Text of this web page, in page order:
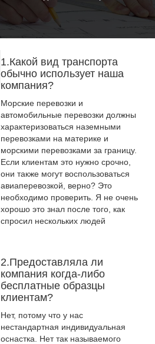
1.Какой вид транспорта
обычно использует наша
компания?
Морские перевозки и
автомобильные перевозки должны
характеризоваться наземными
перевозками на материке и
морскими перевозками за границу.
Если клиентам это нужно срочно,
они также могут воспользоваться
авиаперевозкой, верно? Это
необходимо проверить. Я не очень
хорошо это знал после того, как
спросил нескольких людей
2.Предоставляла ли
компания когда-либо
бесплатные образцы
клиентам?
Нет, потому что у нас
нестандартная индивидуальная
оснастка. Нет так называемого